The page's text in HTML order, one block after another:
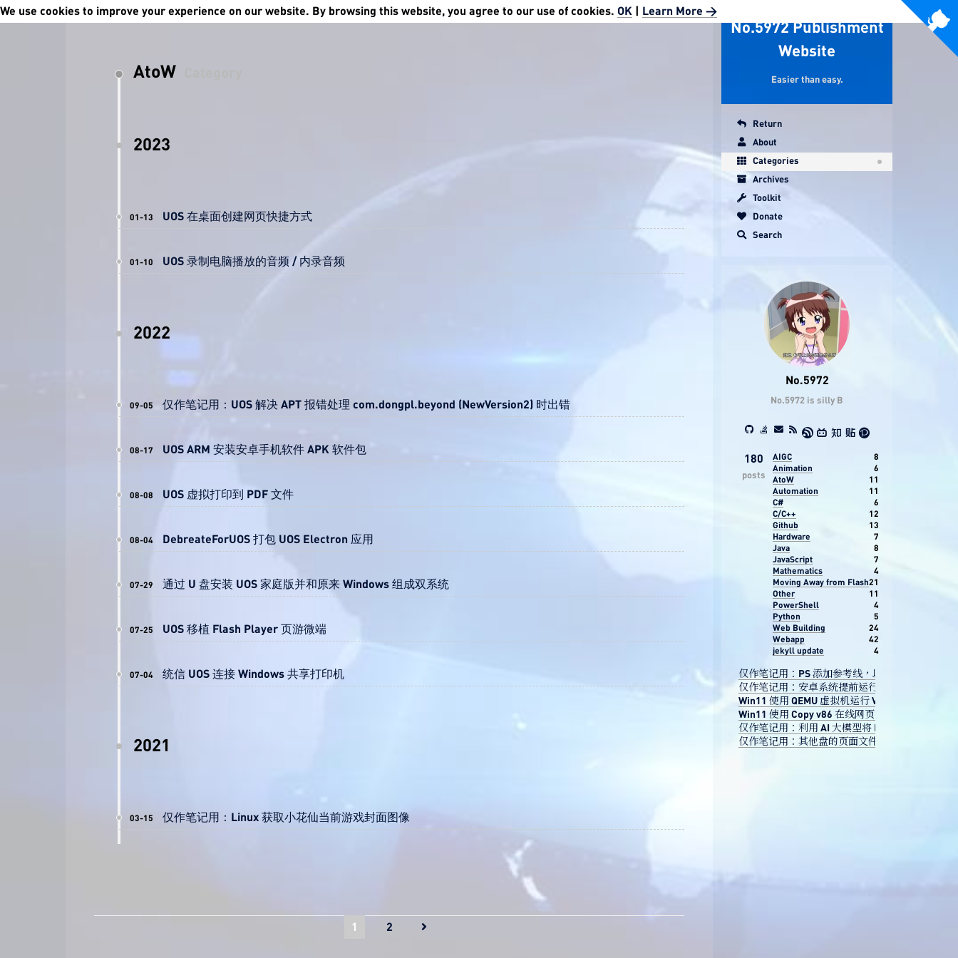
We use cookies to improve your experience on our website. By browsing this website, you agree to our use of cookies. OK Learn More >
No.5972 Publishment
Website
Easier than easy.
Return
About
Categories
Archives
Toolkit
Donate
Search
No.5972
No.5972 is silly B
180
posts
AIGC
8
Animation
6
AtoW
11
Automation
11
C#
6
C/C++
12
Github
13
Hardware
7
Java
8
JavaScript
7
Mathematics
4
Moving Away from Flash21
Other
11
PowerShell
4
Python
5
Web Building
24
Webapp
42
jekyll update
4
仅作笔记用：PS 添加参考线，以像素为单位
仅作笔记用：安卓系统提前运行小花仙互通微端
Win11 使用 QEMU 虚拟机运行 VC6 的可行性
Win11 使用 Copy v86 在线网页运行 VC6 学习 C
仅作笔记用：利用 AI 大模型将 DNF 角色截图转
仅作笔记用：其他盘的页面文件突然不见了怎么办
AtoW
2023
01-13 UOS 在桌面创建网页快捷方式
01-10 UOS 录制电脑播放的音频 / 内录音频
2022
09-05 仅作笔记用：UOS 解决 APT 报错处理 com.dongpl.beyond (NewVersion2) 时出错
08-17 UOS ARM 安装安卓手机软件 APK 软件包
08-08 UOS 虚拟打印到 PDF 文件
08-04 DebreateForUOS 打包 UOS Electron 应用
07-29 通过 U 盘安装 UOS 家庭版并和原来 Windows 组成双系统
07-25 UOS 移植 Flash Player 页游微端
07-04 统信 UOS 连接 Windows 共享打印机
2021
03-15 仅作笔记用：Linux 获取小花仙当前游戏封面图像
1 2